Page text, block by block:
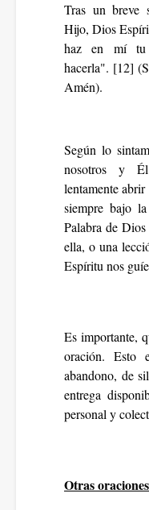
Tras un breve
Hijo, Dios
haz en mí tu
hacerla". [12]
Amén).
Según lo
nosotros y
lentamente
siempre bajo
Palabra de Dios
ella, o una
Espíritu nos
Es importante,
oración. Esto
abandono, de
entrega
personal y
Otras